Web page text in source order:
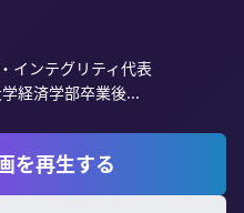
インテグリティ代表
経済学部卒業後...
を再生する